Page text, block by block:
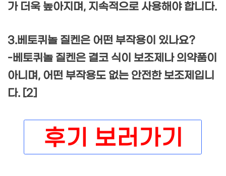
가 더욱 높아지며, 지속적으로 사용해야 합니다.
3.베토퀴놀 질켄은 어떤 부작용이 있나요?
-베토퀴놀 질켄은 결코 식이 보조제나 의약품이
아니며, 어떤 부작용도 없는 안전한 보조제입니
다. [2]